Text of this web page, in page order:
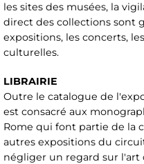
les sites des musées, la
direct des collections sont
expositions, les concerts,
culturelles.
LIBRAIRIE
Outre le catalogue de
est consacré aux
Rome qui font partie de la
autres expositions du
négliger un regard sur l'art